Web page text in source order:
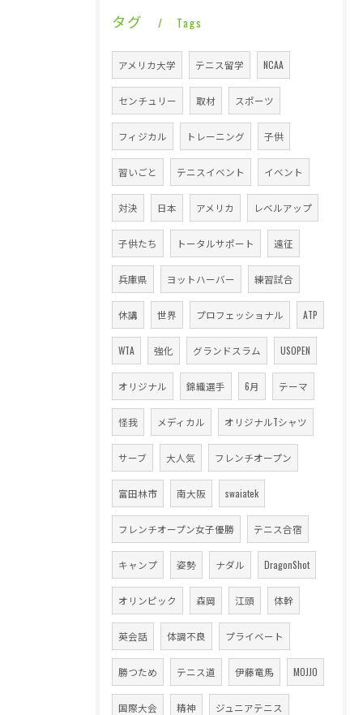
タグ Tags
アメリカ大学 テニス留学 NCAA
センチュリー 取材 スポーツ
フィジカル トレーニング 子供
習いごと テニスイベント イベント
対決 日本 アメリカ レベルアップ
子供たち トータルサポート 遠征
兵庫県 ヨットハーバー 練習試合
休講 世界 プロフェッショナル ATP
WTA 強化 グランドスラム USOPEN
オリジナル 錦織選手 6月 テーマ
怪我 メディカル オリジナルTシャツ
サーブ 大人気 フレンチオープン
富田林市 南大阪 swaiatek
フレンチオープン女子優勝 テニス合宿
キャンプ 姿勢 ナダル DragonShot
オリンピック 森岡 江頭 体幹
英会話 体調不良 プライベート
勝つため テニス道 伊藤竜馬 MOJJO
国際大会 精神 ジュニアテニス